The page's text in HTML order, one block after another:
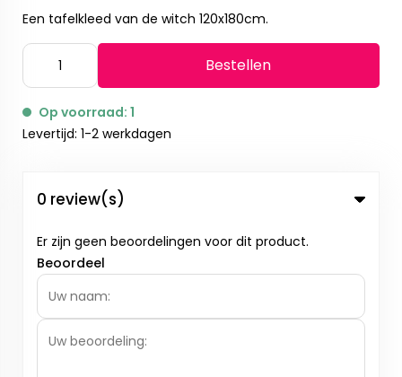
Een tafelkleed van de witch 120x180cm.
Bestellen
Op voorraad: 1
Levertijd: 1-2 werkdagen
0 review(s)
Er zijn geen beoordelingen voor dit product.
Beoordeel